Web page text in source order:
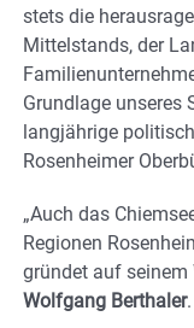
stets die
Mittelstands, der
Grundlage unseres
langjährige
Rosenheimer
„Auch das
Regionen
gründet auf seinem
Wolfgang Berthaler.